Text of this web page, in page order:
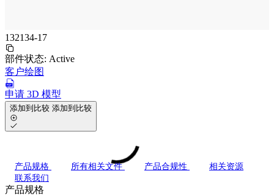
132134-17
部件状态: Active
客户绘图
申请 3D 模型
添加到比较 添加到比较
产品规格 所有相关文件 产品合规性
相关资源
联系我们
产品规格